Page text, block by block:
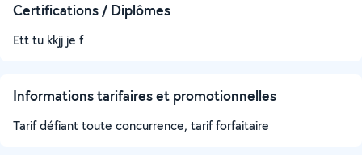
Certifications / Diplômes
Ett tu kkjj je f
Informations tarifaires et promotionnelles
Tarif défiant toute concurrence, tarif forfaitaire